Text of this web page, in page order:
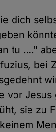
dich
tu …."
bei
vor Jesus
sie zu